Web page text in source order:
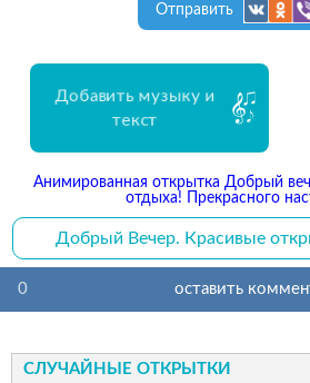
Отправить
Добавить музыку и
текст
Анимированная открытка Добрый
отдыха! Прекрасного
Добрый Вечер. Красивые
0 оставить
СЛУЧАЙНЫЕ ОТКРЫТКИ